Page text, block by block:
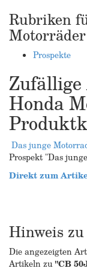
Rubriken
Motorräder
Prospekte
Honda
Das junge
Prospekt "Das
Direkt zum
Hinweis
Die angezeigten
Artikeln zu"CB